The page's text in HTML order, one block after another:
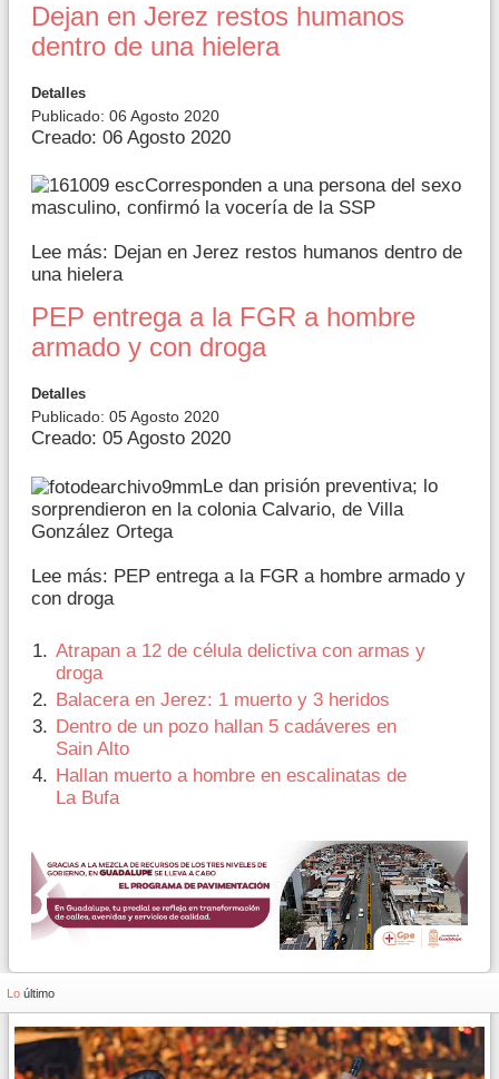
Dejan en Jerez restos humanos
dentro de una hielera
Detalles
Publicado: 06 Agosto 2020
Creado: 06 Agosto 2020
Corresponden a una persona del sexo
masculino, confirmó la vocería de la SSP
Lee más: Dejan en Jerez restos humanos dentro de
una hielera
PEP entrega a la FGR a hombre
armado y con droga
Detalles
Publicado: 05 Agosto 2020
Creado: 05 Agosto 2020
Le dan prisión preventiva; lo
sorprendieron en la colonia Calvario, de Villa
González Ortega
Lee más: PEP entrega a la FGR a hombre armado y
con droga
Atrapan a 12 de célula delictiva con armas y
droga
Balacera en Jerez: 1 muerto y 3 heridos
Dentro de un pozo hallan 5 cadáveres en
Sain Alto
Hallan muerto a hombre en escalinatas de
La Bufa
Lo último